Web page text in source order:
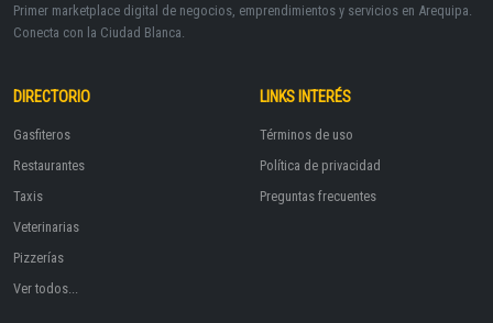
Primer marketplace digital de negocios, emprendimientos y servicios en Arequipa.
Conecta con la Ciudad Blanca.
DIRECTORIO
Gasfiteros
Restaurantes
Taxis
Veterinarias
Pizzerías
Ver todos...
LINKS INTERÉS
Términos de uso
Política de privacidad
Preguntas frecuentes